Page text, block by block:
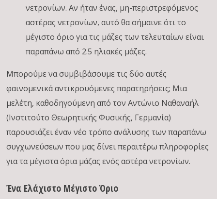
νετρονίων. Αν ήταν ένας, μη-περιστρεφόμενος
αστέρας νετρονίων, αυτό θα σήμαινε ότι το
μέγιστο όριο για τις μάζες των τελευταίων είναι
παραπάνω από 2.5 ηλιακές μάζες.
Μπορούμε να συμβιβάσουμε τις δύο αυτές
φαινομενικά αντικρουόμενες παρατηρήσεις; Μια
μελέτη, καθοδηγούμενη από τον Αντώνιο Ναθαναήλ
(Ινστιτούτο Θεωρητικής Φυσικής, Γερμανία)
παρουσιάζει έναν νέο τρόπο ανάλυσης των παραπάνω
συγχωνεύσεων που μας δίνει περαιτέρω πληροφορίες
για τα μέγιστα όρια μάζας ενός αστέρα νετρονίων.
Ένα Ελάχιστο Μέγιστο Όριο